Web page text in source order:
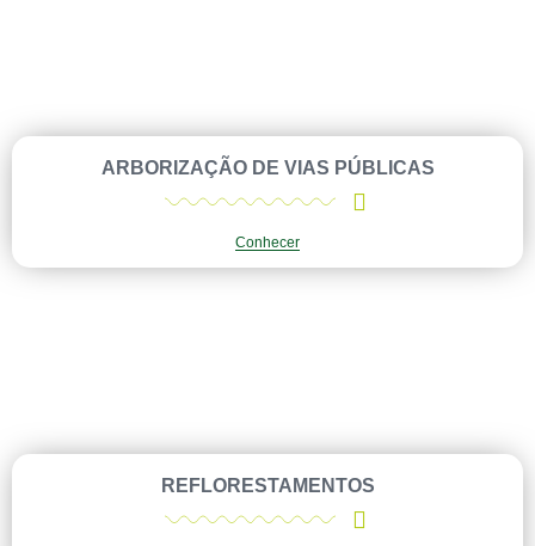
ARBORIZAÇÃO DE VIAS PÚBLICAS
Conhecer
REFLORESTAMENTOS